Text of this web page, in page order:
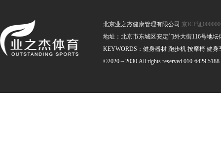
北京业之杰健康管理有限公司 京ICP证
地址：北京市东城区安定门外大街116号地坛
KEYWORDS：健身器材 跑步机 按摩椅 健
©2020～2030 All rights reserved 010-6429 5188